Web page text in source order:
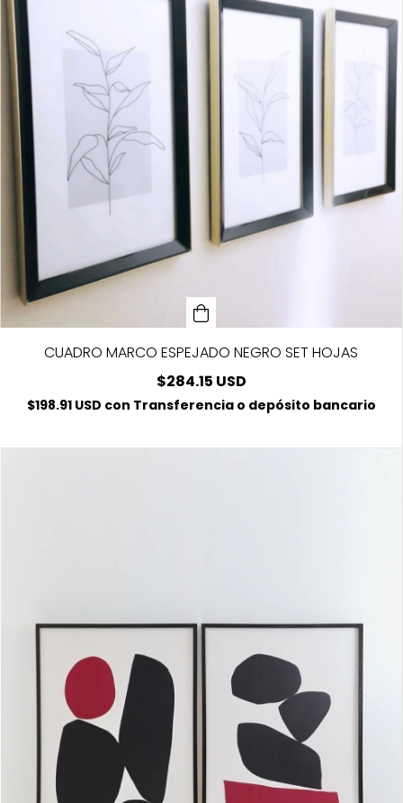
CUADRO MARCO ESPEJADO NEGRO SET HOJAS
$284.15 USD
$198.91 USD con Transferencia o depósito bancario